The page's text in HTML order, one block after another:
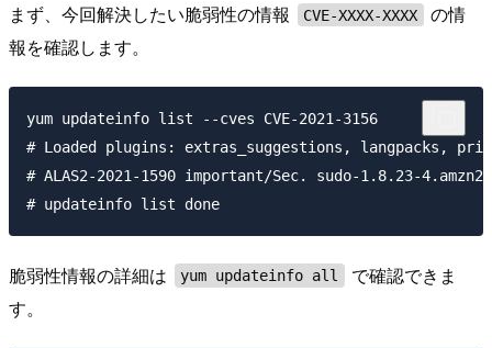
まず、今回解決したい脆弱性の情報 CVE-XXXX-XXXX
の情
報を確認します。
yum updateinfo list --cves CVE-2021-3156
# Loaded plugins: extras_suggestions, langpacks,
# ALAS2-2021-1590 important/Sec. sudo-1.8.23-
脆弱性情報の詳細は yum updateinfo all
で確認できま
す。